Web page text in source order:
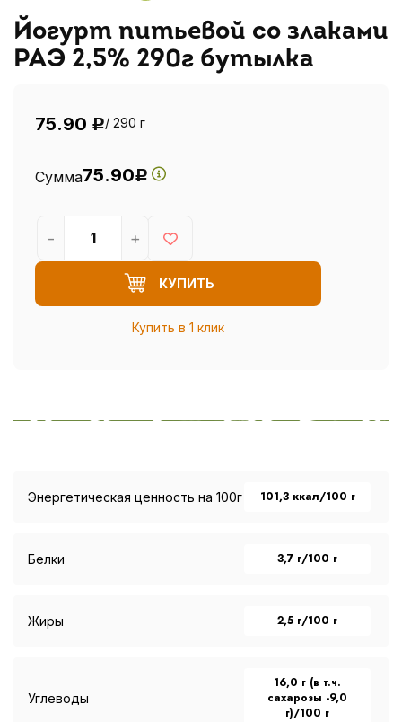
Йогурт питьевой со злаками
РАЭ 2,5% 290г бутылка
75.90 Р/ 290 г
Сумма75.90Р
КУПИТЬ
Купить в 1 клик
- +
Энергетическая ценность на 100г 101,3 ккал/100 г
Белки 3,7 г/100 г
Жиры 2,5 г/100 г
Углеводы
16,0 г (в т.ч.
сахарозы -9,0
г)/100 г